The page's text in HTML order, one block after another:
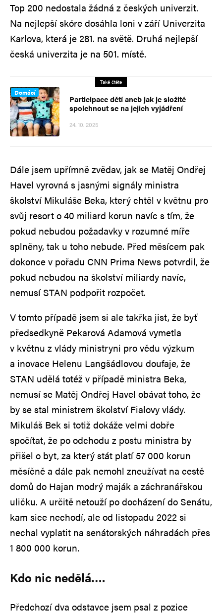
Top 200 nedostala žádná z českých univerzit.
Na nejlepší skóre dosáhla loni v září Univerzita
Karlova, která je 281. na světě. Druhá nejlepší
česká univerzita je na 501. místě.
Také čtěte
Domácí
Participace dětí aneb jak je složité
spolehnout se na jejich vyjádření
24. 10. 2025
Dále jsem upřímně zvědav, jak se Matěj Ondřej
Havel vyrovná s jasnými signály ministra
školství Mikuláše Beka, který chtěl v květnu pro
svůj resort o 40 miliard korun navíc s tím, že
pokud nebudou požadavky v rozumné míře
splněny, tak u toho nebude. Před měsícem pak
dokonce v pořadu CNN Prima News potvrdil, že
pokud nebudou na školství miliardy navíc,
nemusí STAN podpořit rozpočet.
V tomto případě jsem si ale takřka jist, že byť
předsedkyně Pekarová Adamová vymetla
v květnu z vlády ministryni pro vědu výzkum
a inovace Helenu Langšádlovou doufaje, že
STAN udělá totéž v případě ministra Beka,
nemusí se Matěj Ondřej Havel obávat toho, že
by se stal ministrem školství Fialovy vlády.
Mikuláš Bek si totiž dokáže velmi dobře
spočítat, že po odchodu z postu ministra by
přišel o byt, za který stát platí 57 000 korun
měsíčně a dále pak nemohl zneužívat na cestě
domů do Hajan modrý maják a záchranářskou
uličku. A určitě netouží po docházení do Senátu,
kam sice nechodí, ale od listopadu 2022 si
nechal vyplatit na senátorských náhradách přes
1 800 000 korun.
Kdo nic nedělá….
Předchozí dva odstavce jsem psal z pozice